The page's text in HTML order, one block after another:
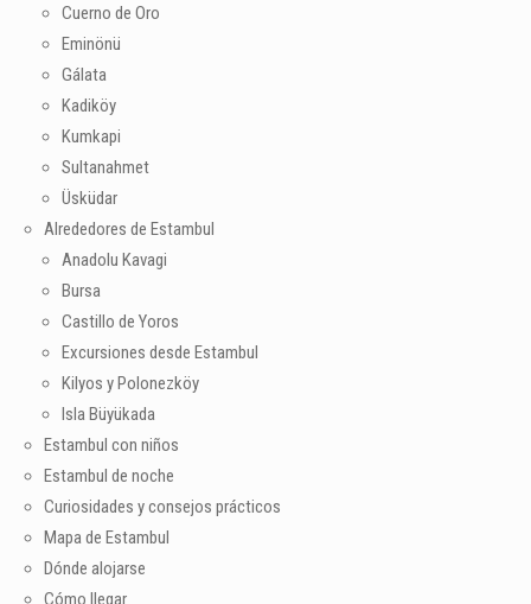
Cuerno de Oro
Eminönü
Gálata
Kadiköy
Kumkapi
Sultanahmet
Üsküdar
Alrededores de Estambul
Anadolu Kavagi
Bursa
Castillo de Yoros
Excursiones desde Estambul
Kilyos y Polonezköy
Isla Büyükada
Estambul con niños
Estambul de noche
Curiosidades y consejos prácticos
Mapa de Estambul
Dónde alojarse
Cómo llegar